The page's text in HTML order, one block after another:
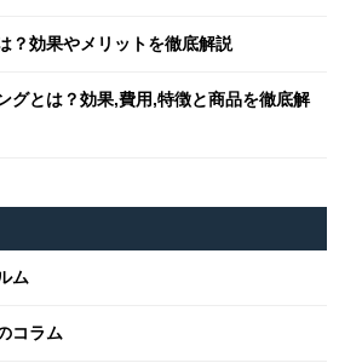
？効果やメリットを徹底解説
グとは？効果,費用,特徴と商品を徹底解
ム
コラム